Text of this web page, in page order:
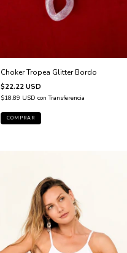
Choker Tropea Glitter Bordo
$22.22 USD
$18.89 USD con Transferencia